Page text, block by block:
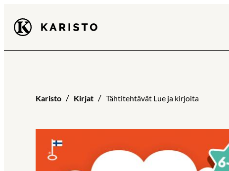
suoraan
Karisto
Karisto Kirjat Tähtitehtävät Lue ja kirjoita